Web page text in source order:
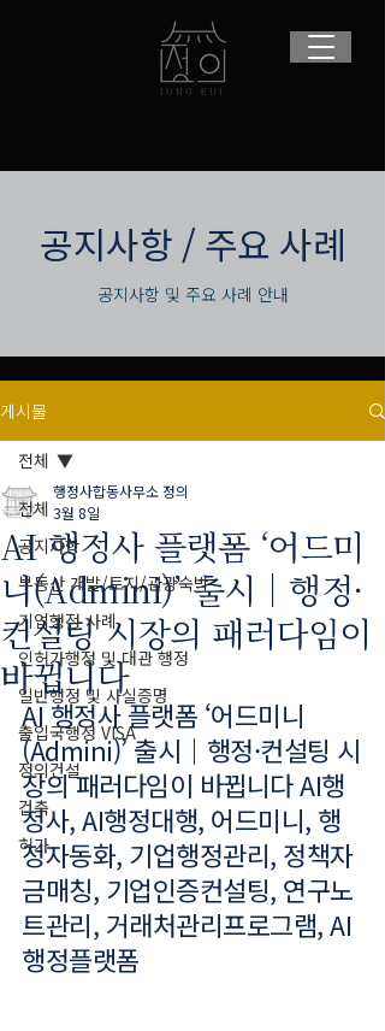
​공지사항 / 주요 사례
공지사항 및 주요 사례 안내
게시물
전체
공지사항
부동산 개발/토지/관광숙박
기업행정 사례
인허가행정 및 대관 행정
일반행정 및 사실증명
출입국행정 VISA
정의건설
건축
허가
전체
AI 행정사 플랫폼 ‘어드미
니(Admini)’ 출시｜행정·
컨설팅 시장의 패러다임이
바뀝니다
행정사합동사무소 정의
3월 8일
AI 행정사 플랫폼 ‘어드미니
(Admini)’ 출시｜행정·컨설팅 시
장의 패러다임이 바뀝니다 AI행
정사, AI행정대행, 어드미니, 행
정자동화, 기업행정관리, 정책자
금매칭, 기업인증컨설팅, 연구노
트관리, 거래처관리프로그램, AI
행정플랫폼